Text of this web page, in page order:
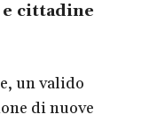
cittadine
un valido
di nuove